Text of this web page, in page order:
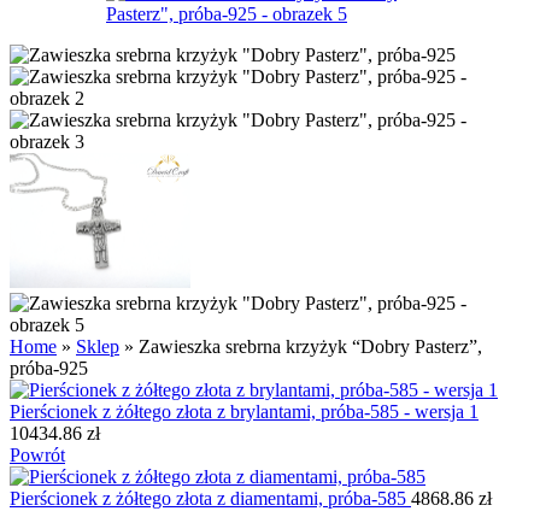
Home » Sklep » Zawieszka srebrna krzyżyk “Dobry Pasterz”,
próba-925
Pierścionek z żółtego złota z brylantami, próba-585 - wersja 1
10434.86 zł
Powrót
Pierścionek z żółtego złota z diamentami, próba-585 4868.86 zł